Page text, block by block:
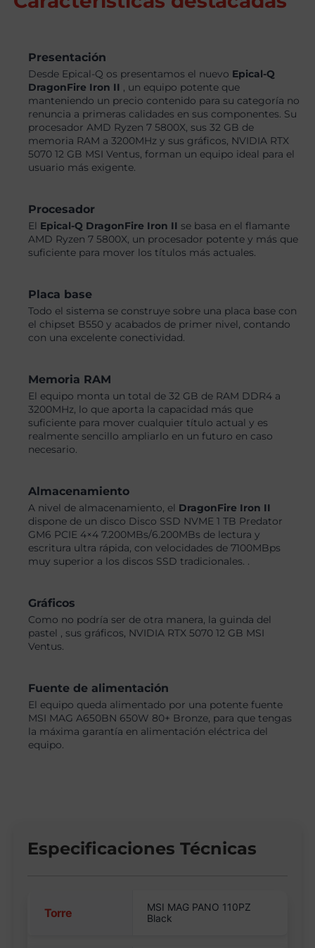
Presentación
Desde Epical-Q os presentamos el nuevo Epical-Q
DragonFire Iron II , un equipo potente que
manteniendo un precio contenido para su categoría no
renuncia a primeras calidades en sus componentes. Su
procesador AMD Ryzen 7 5800X, sus 32 GB de
memoria RAM a 3200MHz y sus gráficos, NVIDIA RTX
5070 12 GB MSI Ventus, forman un equipo ideal para el
usuario más exigente.
Procesador
El Epical-Q DragonFire Iron II se basa en el flamante
AMD Ryzen 7 5800X, un procesador potente y más que
suficiente para mover los títulos más actuales.
Placa base
Todo el sistema se construye sobre una placa base con
el chipset B550 y acabados de primer nivel, contando
con una excelente conectividad.
Memoria RAM
El equipo monta un total de 32 GB de RAM DDR4 a
3200MHz, lo que aporta la capacidad más que
suficiente para mover cualquier título actual y es
realmente sencillo ampliarlo en un futuro en caso
necesario.
Almacenamiento
A nivel de almacenamiento, el DragonFire Iron II
dispone de un disco Disco SSD NVME 1 TB Predator
GM6 PCIE 4×4 7.200MBs/6.200MBs de lectura y
escritura ultra rápida, con velocidades de 7100MBps
muy superior a los discos SSD tradicionales. .
Gráficos
Como no podría ser de otra manera, la guinda del
pastel , sus gráficos, NVIDIA RTX 5070 12 GB MSI
Ventus.
Fuente de alimentación
El equipo queda alimentado por una potente fuente
MSI MAG A650BN 650W 80+ Bronze, para que tengas
la máxima garantía en alimentación eléctrica del
equipo.
Especificaciones Técnicas
Torre
MSI MAG PANO 110PZ
Black